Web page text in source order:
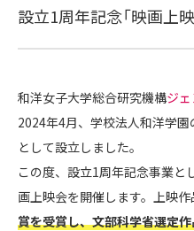
設立1周年記念「映画上
和洋女子大学総合研究機構ジ
2024年4月、学校法人和洋学
として設立しました。
この度、設立1周年記念事業と
画上映会を開催します。上映作
賞を受賞し、文部科学省選定作